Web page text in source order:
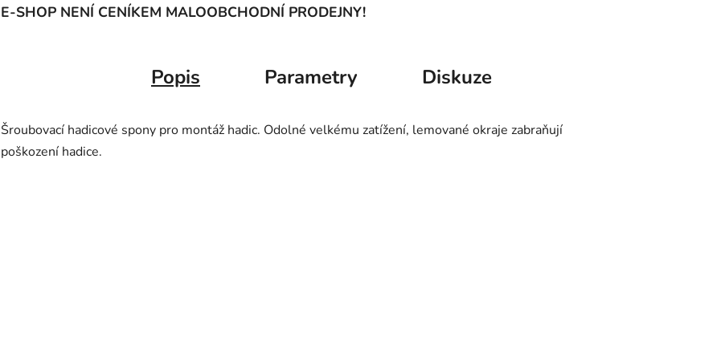
E-SHOP NENÍ CENÍKEM MALOOBCHODNÍ PRODEJNY!
Popis Parametry Diskuze
Šroubovací hadicové spony pro montáž hadic. Odolné velkému zatížení, lemované okraje zabraňují
poškození hadice.